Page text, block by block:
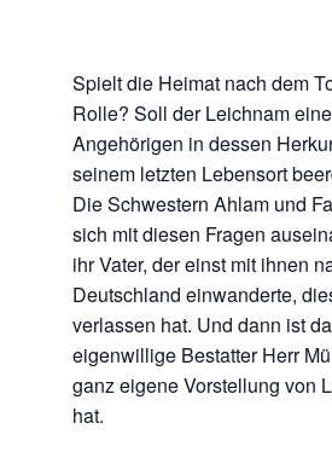
Spielt die Heimat nach dem
Rolle? Soll der Leichnam
Angehörigen in dessen
seinem letzten Lebensort
Die Schwestern Ahlam und
sich mit diesen Fragen
ihr Vater, der einst mit ihnen
Deutschland einwanderte,
verlassen hat. Und dann ist
eigenwillige Bestatter Herr
ganz eigene Vorstellung von
hat.